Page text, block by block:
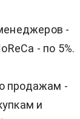
-
- по 5%.
продажам -
и